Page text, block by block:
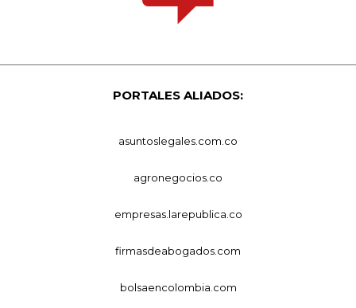
PORTALES ALIADOS:
asuntoslegales.com.co
agronegocios.co
empresas.larepublica.co
firmasdeabogados.com
bolsaencolombia.com